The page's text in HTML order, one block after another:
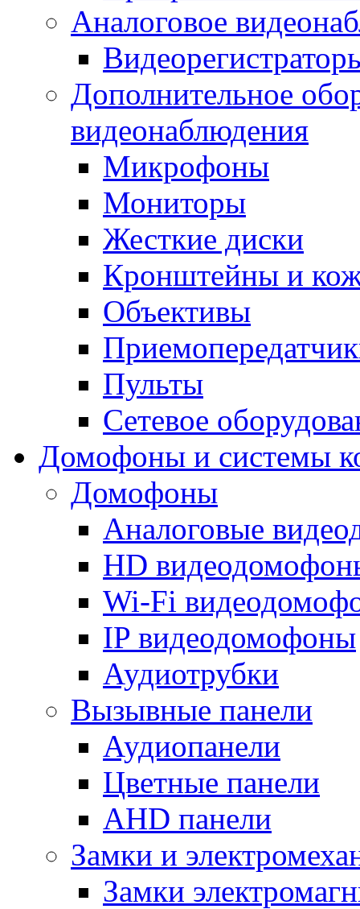
Аналоговое
Дополнительное
видеонаблюдения
Микрофоны
Мониторы
Жесткие диски
Кронштейны и
Объективы
Пульты
Сетевое
Домофоны и системы
Домофоны
Аналоговые
HD
Wi-Fi
IP видеодомофоны
Аудиотрубки
Вызывные панели
Аудиопанели
Цветные панели
AHD панели
Замки и
Замки